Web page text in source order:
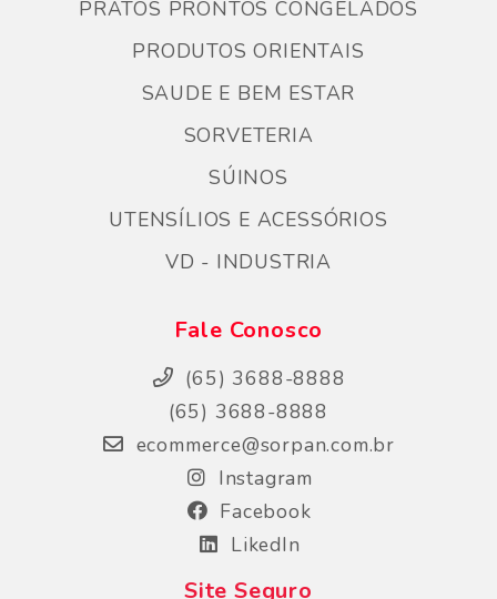
PRATOS PRONTOS CONGELADOS
PRODUTOS ORIENTAIS
SAUDE E BEM ESTAR
SORVETERIA
SÚINOS
UTENSÍLIOS E ACESSÓRIOS
VD - INDUSTRIA
Fale Conosco
(65) 3688-8888
(65) 3688-8888
ecommerce@sorpan.com.br
Instagram
Facebook
LikedIn
Site Seguro